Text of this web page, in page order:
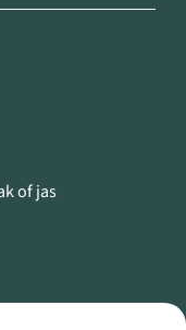
of jas